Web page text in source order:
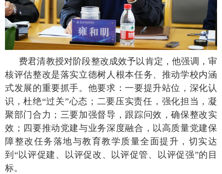
费君清教授对阶段整改成效予以肯定，他强调，审
核评估整改是落实立德树人根本任务、推动学校内涵
式发展的重要抓手。他要求：一要提升站位，深化认
识，杜绝“过关”心态；二要压实责任，强化担当，凝
聚部门合力；三要加强督导，跟踪问效，确保整改实
效；四要推动党建与业务深度融合，以高质量党建保
障整改任务落地与教育教学质量全面提升，切实达
到“以评促建、以评促改、以评促管、以评促强”的目
标。